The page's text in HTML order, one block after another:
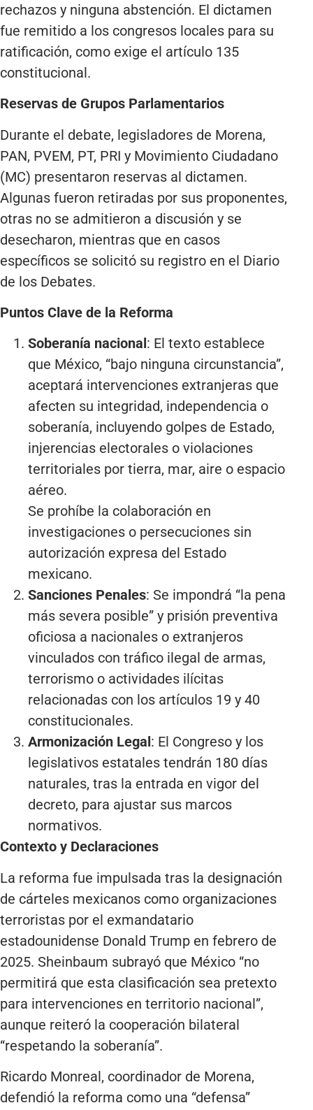
rechazos y ninguna abstención. El dictamen
fue remitido a los congresos locales para su
ratificación, como exige el artículo 135
constitucional.
Reservas de Grupos Parlamentarios
Durante el debate, legisladores de Morena,
PAN, PVEM, PT, PRI y Movimiento Ciudadano
(MC) presentaron reservas al dictamen.
Algunas fueron retiradas por sus proponentes,
otras no se admitieron a discusión y se
desecharon, mientras que en casos
específicos se solicitó su registro en el Diario
de los Debates.
Puntos Clave de la Reforma
Soberanía nacional: El texto establece
que México, “bajo ninguna circunstancia”,
aceptará intervenciones extranjeras que
afecten su integridad, independencia o
soberanía, incluyendo golpes de Estado,
injerencias electorales o violaciones
territoriales por tierra, mar, aire o espacio
aéreo.
Se prohíbe la colaboración en
investigaciones o persecuciones sin
autorización expresa del Estado
mexicano.
Sanciones Penales: Se impondrá “la pena
más severa posible” y prisión preventiva
oficiosa a nacionales o extranjeros
vinculados con tráfico ilegal de armas,
terrorismo o actividades ilícitas
relacionadas con los artículos 19 y 40
constitucionales.
Armonización Legal: El Congreso y los
legislativos estatales tendrán 180 días
naturales, tras la entrada en vigor del
decreto, para ajustar sus marcos
normativos.
Contexto y Declaraciones
La reforma fue impulsada tras la designación
de cárteles mexicanos como organizaciones
terroristas por el exmandatario
estadounidense Donald Trump en febrero de
2025. Sheinbaum subrayó que México “no
permitirá que esta clasificación sea pretexto
para intervenciones en territorio nacional”,
aunque reiteró la cooperación bilateral
“respetando la soberanía”.
Ricardo Monreal, coordinador de Morena,
defendió la reforma como una “defensa”